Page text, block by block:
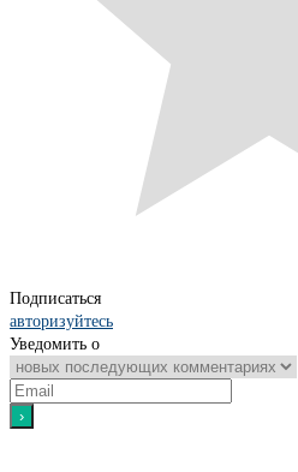
Подписаться
авторизуйтесь
Уведомить о